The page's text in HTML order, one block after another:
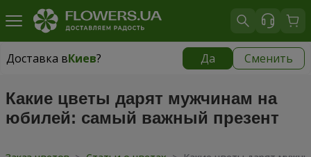
Доставка вКиев? Да Сменить
Доставка вКиев
Какие цветы дарят мужчинам на
юбилей: самый важный презент